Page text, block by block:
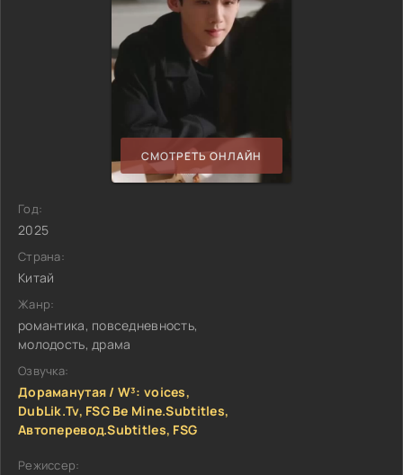
СМОТРЕТЬ ОНЛАЙН
Год:
2025
Страна:
Китай
Жанр:
романтика, повседневность,
молодость, драма
Озвучка:
Дораманутая / W³: voices,
DubLik.Tv, FSG Be Mine.Subtitles,
Автоперевод.Subtitles, FSG
Режиссер: